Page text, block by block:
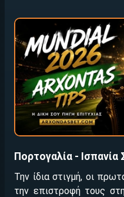
Πορτογαλία - Ισπανία
Την ίδια στιγμή, οι
την επιστροφή τους